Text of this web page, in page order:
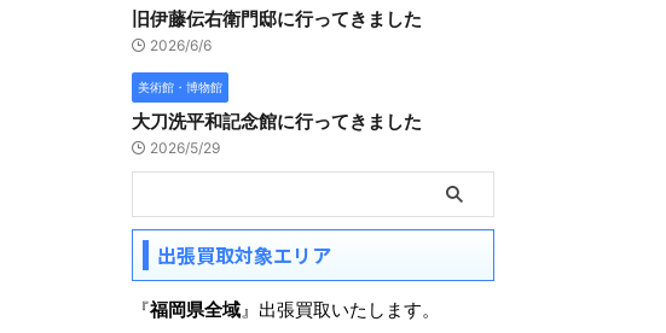
旧伊藤伝右衛門邸に行ってきました
2026/6/6
美術館・博物館
大刀洗平和記念館に行ってきました
2026/5/29
出張買取対象エリア
『福岡県全域』出張買取いたします。